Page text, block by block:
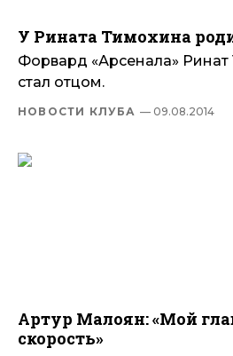
У Рината Тимохина
Форвард «Арсенала» Ринат
стал отцом.
НОВОСТИ КЛУБА — 09.08.2014
Артур Малоян: «Мой
скорость»